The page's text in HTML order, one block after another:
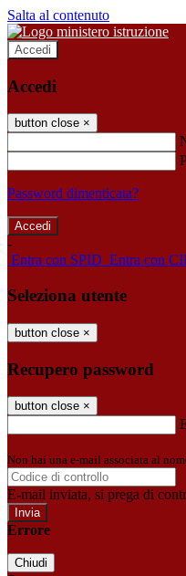
Salta al contenuto
Accedi
Accedi
button close ×
Password dimenticata?
-
Entra con SPID Entra con
Seleziona utente
button close ×
Recupero password
button close ×
Non hai una e-mail associata al
E-mail inviata, si prega di
Errore
Chiudi